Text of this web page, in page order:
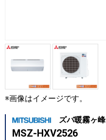
※画像はイメージです。
ズバ暖霧ヶ峰
MSZ-HXV2526